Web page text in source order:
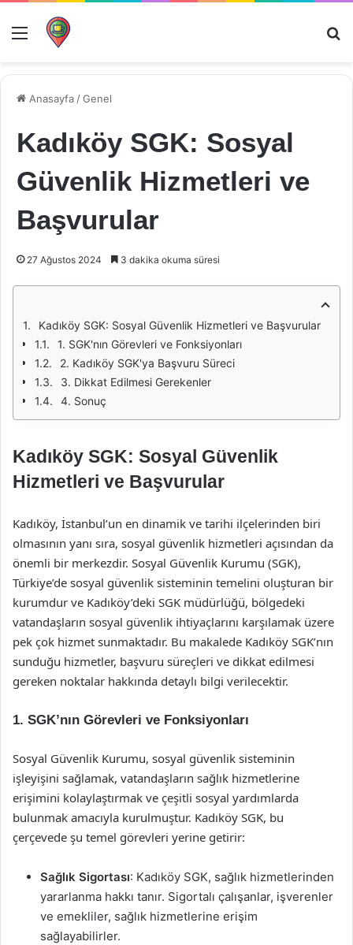
Menü
Anasayfa /Genel
Kadıköy SGK: Sosyal
Güvenlik Hizmetleri ve
Başvurular
27 Ağustos 2024 3 dakika okuma süresi
Kadıköy SGK: Sosyal Güvenlik Hizmetleri ve Başvurular
1. SGK'nın Görevleri ve Fonksiyonları
2. Kadıköy SGK'ya Başvuru Süreci
3. Dikkat Edilmesi Gerekenler
4. Sonuç
Kadıköy SGK: Sosyal Güvenlik
Hizmetleri ve Başvurular
Kadıköy, İstanbul’un en dinamik ve tarihi ilçelerinden biri
olmasının yanı sıra, sosyal güvenlik hizmetleri açısından da
önemli bir merkezdir. Sosyal Güvenlik Kurumu (SGK),
Türkiye’de sosyal güvenlik sisteminin temelini oluşturan bir
kurumdur ve Kadıköy’deki SGK müdürlüğü, bölgedeki
vatandaşların sosyal güvenlik ihtiyaçlarını karşılamak üzere
pek çok hizmet sunmaktadır. Bu makalede Kadıköy SGK’nın
sunduğu hizmetler, başvuru süreçleri ve dikkat edilmesi
gereken noktalar hakkında detaylı bilgi verilecektir.
1. SGK’nın Görevleri ve Fonksiyonları
Sosyal Güvenlik Kurumu, sosyal güvenlik sisteminin
işleyişini sağlamak, vatandaşların sağlık hizmetlerine
erişimini kolaylaştırmak ve çeşitli sosyal yardımlarda
bulunmak amacıyla kurulmuştur. Kadıköy SGK, bu
çerçevede şu temel görevleri yerine getirir:
Sağlık Sigortası: Kadıköy SGK, sağlık hizmetlerinden
yararlanma hakkı tanır. Sigortalı çalışanlar, işverenler
ve emekliler, sağlık hizmetlerine erişim
sağlayabilirler.